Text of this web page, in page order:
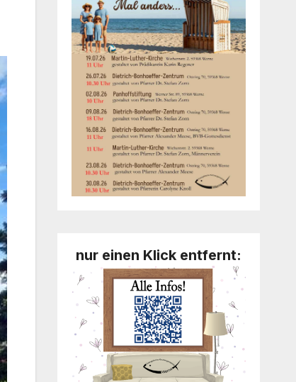
nur einen Klick entfernt: